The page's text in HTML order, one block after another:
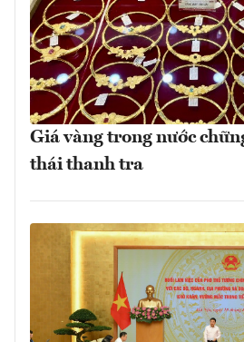
Giá vàng trong nước
thái thanh tra